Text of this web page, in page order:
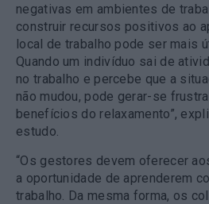
negativas em ambientes de
construir recursos positivos ao
local de trabalho pode ser mais
Quando um indivíduo sai de
no trabalho e percebe que a
não mudou, pode gerar-se
benefícios do relaxamento”,
estudo.
“Os gestores devem oferecer
a oportunidade de aprenderem
trabalho. Da mesma forma, os